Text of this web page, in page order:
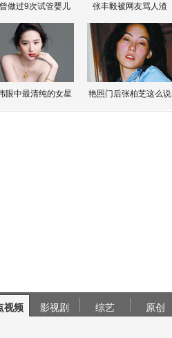
做过9次试管婴儿 张丰毅被网友骂人渣
眼中最清纯的女星 艳照门后张柏芝这么说
视频 影视剧 综艺 原创